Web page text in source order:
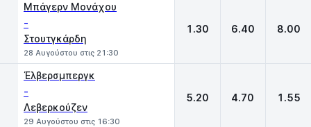
Μπάγερν Μονάχου
-
Στουτγκάρδη
28 Αυγούστου στις 21:30
1.30 6.40 8.00
Έλβερσμπεργκ
-
Λεβερκούζεν
29 Αυγούστου στις 16:30
5.20 4.70 1.55